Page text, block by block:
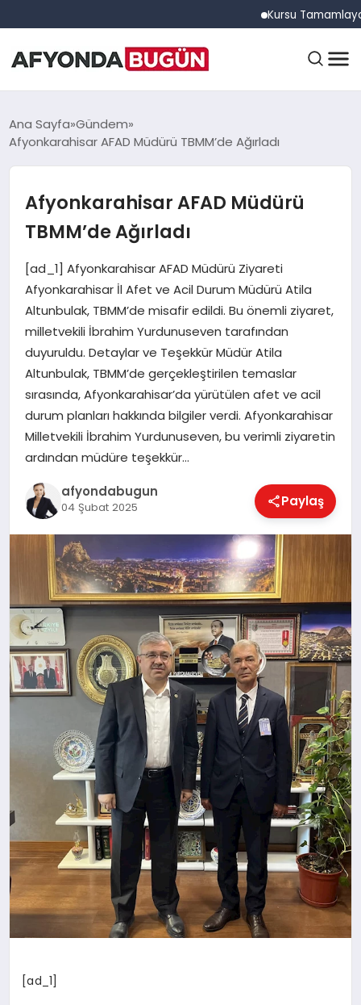
Kursu Tamamlayan
ANASAYFA
EĞITIM
DÜNYA
EKONOMI
MAGAZIN
SAĞLIK
SIYASET
SPOR
YAŞAM
Ana Sayfa Gündem
Afyonkarahisar AFAD Müdürü TBMM’de Ağırladı
Afyonkarahisar AFAD Müdürü
TBMM’de Ağırladı
[ad_1] Afyonkarahisar AFAD Müdürü Ziyareti
Afyonkarahisar İl Afet ve Acil Durum Müdürü Atila
Altunbulak, TBMM’de misafir edildi. Bu önemli ziyaret,
milletvekili İbrahim Yurdunuseven tarafından
duyuruldu. Detaylar ve Teşekkür Müdür Atila
Altunbulak, TBMM’de gerçekleştirilen temaslar
sırasında, Afyonkarahisar’da yürütülen afet ve acil
durum planları hakkında bilgiler verdi. Afyonkarahisar
Milletvekili İbrahim Yurdunuseven, bu verimli ziyaretin
ardından müdüre teşekkür…
afyondabugun
04 Şubat 2025 Paylaş
[ad_1]